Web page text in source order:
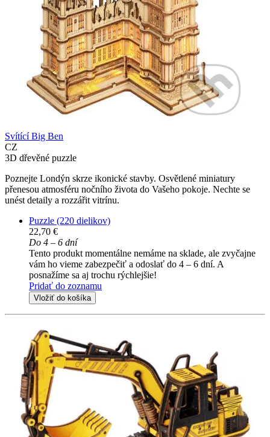
Svítící Big Ben
CZ
3D dřevěné puzzle
Poznejte Londýn skrze ikonické stavby. Osvětlené miniatury
přenesou atmosféru nočního života do Vašeho pokoje. Nechte se
unést detaily a rozzářit vitrínu.
Puzzle (220 dielikov)
22,70 €
Do 4 – 6 dní
Tento produkt momentálne nemáme na sklade, ale zvyčajne
vám ho vieme zabezpečiť a odoslať do 4 – 6 dní. A
posnažíme sa aj trochu rýchlejšie!
Pridať do zoznamu
Vložiť do košíka